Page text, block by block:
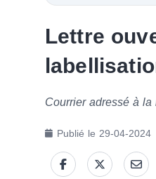
Lettre
Courrier adressé à
Publié le 29-04-2024